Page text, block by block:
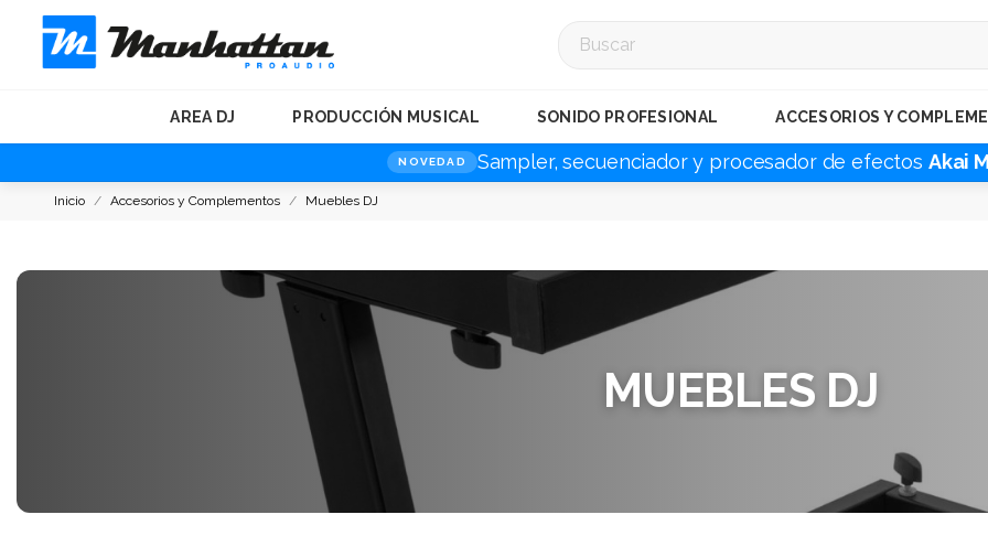
NOVEDAD Sampler, secuenciador y procesador de efectos Akai
AREA DJ PRODUCCIÓN MUSICAL SONIDO PROFESIONAL ACCESORIOS Y
Inicio Accesorios y Complementos Muebles DJ
MUEBLES DJ